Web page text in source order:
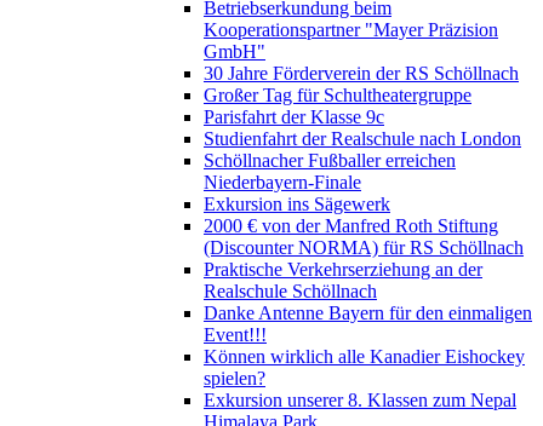
Betriebserkundung beim
Kooperationspartner "Mayer Präzision
GmbH"
30 Jahre Förderverein der RS Schöllnach
Großer Tag für Schultheatergruppe
Parisfahrt der Klasse 9c
Studienfahrt der Realschule nach London
Schöllnacher Fußballer erreichen
Niederbayern-Finale
Exkursion ins Sägewerk
2000 € von der Manfred Roth Stiftung
(Discounter NORMA) für RS Schöllnach
Praktische Verkehrserziehung an der
Realschule Schöllnach
Danke Antenne Bayern für den einmaligen
Event!!!
Können wirklich alle Kanadier Eishockey
spielen?
Exkursion unserer 8. Klassen zum Nepal
Himalaya Park